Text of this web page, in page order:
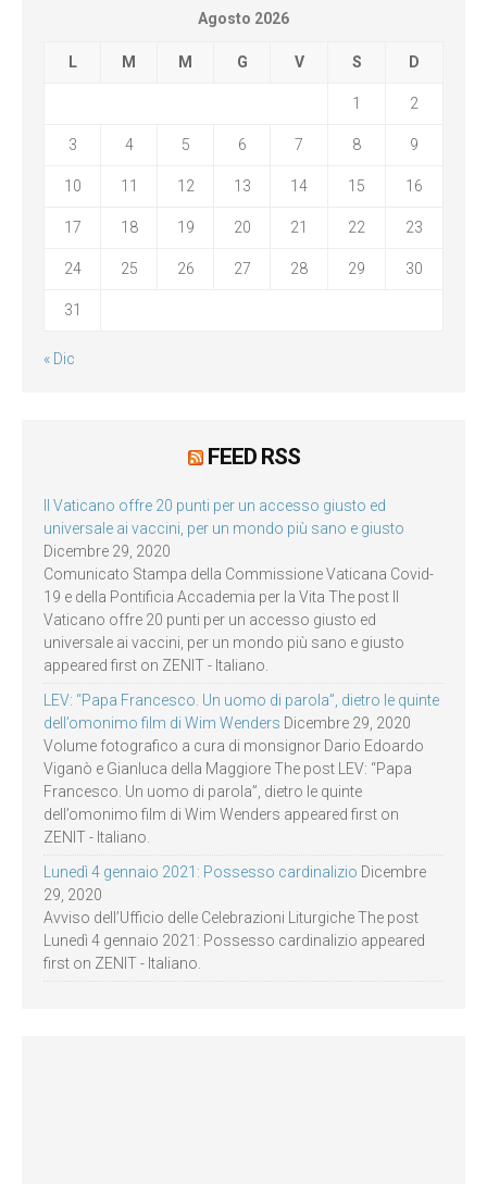
Agosto 2026
L M M G V S D
1 2
3 4 5 6 7 8 9
10 11 12 13 14 15 16
17 18 19 20 21 22 23
24 25 26 27 28 29 30
31
« Dic
FEED RSS
Il Vaticano offre 20 punti per un accesso giusto ed
universale ai vaccini, per un mondo più sano e giusto
Dicembre 29, 2020
Comunicato Stampa della Commissione Vaticana Covid-
19 e della Pontificia Accademia per la Vita The post Il
Vaticano offre 20 punti per un accesso giusto ed
universale ai vaccini, per un mondo più sano e giusto
appeared first on ZENIT - Italiano.
LEV: “Papa Francesco. Un uomo di parola”, dietro le quinte
dell’omonimo film di Wim Wenders Dicembre 29, 2020
Volume fotografico a cura di monsignor Dario Edoardo
Viganò e Gianluca della Maggiore The post LEV: “Papa
Francesco. Un uomo di parola”, dietro le quinte
dell’omonimo film di Wim Wenders appeared first on
ZENIT - Italiano.
Lunedì 4 gennaio 2021: Possesso cardinalizio Dicembre
29, 2020
Avviso dell’Ufficio delle Celebrazioni Liturgiche The post
Lunedì 4 gennaio 2021: Possesso cardinalizio appeared
first on ZENIT - Italiano.